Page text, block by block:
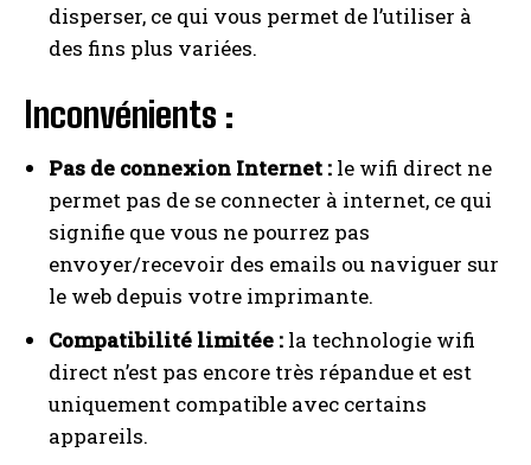
disperser, ce qui vous permet de l’utiliser à
des fins plus variées.
Inconvénients :
Pas de connexion Internet : le wifi direct ne
permet pas de se connecter à internet, ce qui
signifie que vous ne pourrez pas
envoyer/recevoir des emails ou naviguer sur
le web depuis votre imprimante.
Compatibilité limitée : la technologie wifi
direct n’est pas encore très répandue et est
uniquement compatible avec certains
appareils.